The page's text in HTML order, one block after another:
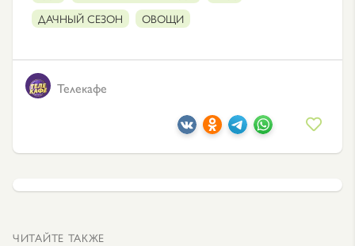
ДАЧНЫЙ СЕЗОН
ОВОЩИ
Телекафе
ЧИТАЙТЕ ТАКЖЕ